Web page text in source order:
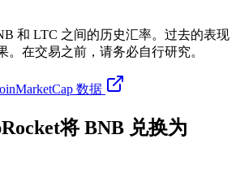
和 LTC 之间的历史汇率。过去的表现
。在交易之前，请务必自行研究。
数据
将 BNB 兑换为